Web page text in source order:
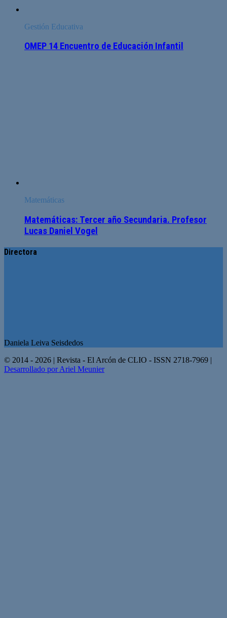
Gestión Educativa
OMEP 14 Encuentro de Educación Infantil
Matemáticas
Matemáticas: Tercer año Secundaria. Profesor
Lucas Daniel Vogel
Directora
Daniela Leiva Seisdedos
© 2014 - 2026 | Revista - El Arcón de CLIO - ISSN 2718-7969 |
Desarrollado por Ariel Meunier